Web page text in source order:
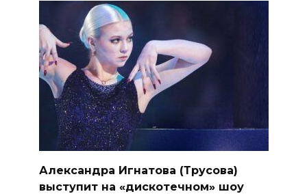
Александра Игнатова (Трусова)
выступит на «дискотечном» шоу